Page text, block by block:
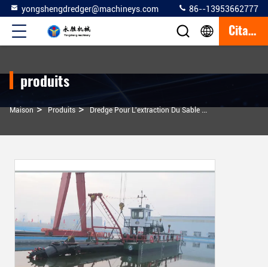
yongshengdredger@machineys.com 86--13953662777
Citation
produits
Maison > Produits > Dredge Pour L'extraction Du Sable >